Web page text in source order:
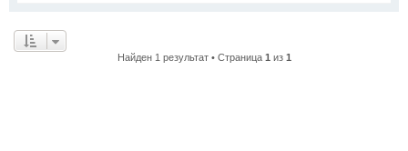
Найден 1 результат • Страница 1 из 1